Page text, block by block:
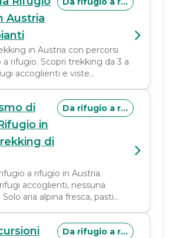
Austria
in Austria con percorsi
a rifugio. Scopri trekking da 3 a
accoglienti e viste
di
in
di
Da rifugio a rifugio
a rifugio in Austria.
accoglienti, nessuna
aria alpina fresca, pasti
Da rifugio a rifugio